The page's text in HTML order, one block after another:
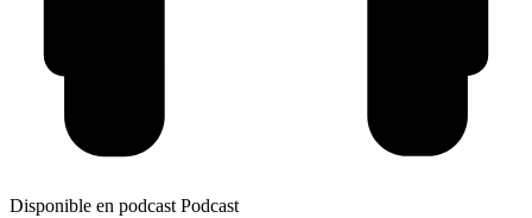
Disponible en podcast Podcast